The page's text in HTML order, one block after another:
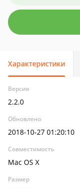
Характеристики
Версия
2.2.0
Обновлено
2018-10-27 01:20:10
Совместимость
Mac OS X
Размер